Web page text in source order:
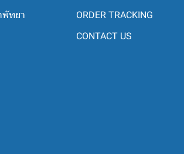
พัทยา
ORDER TRACKING
CONTACT US